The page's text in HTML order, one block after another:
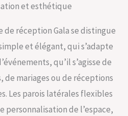
et esthétique
de réception Gala se distingue
et élégant, qui s’adapte
qu’il s’agisse de
de mariages ou de réceptions
Les parois latérales flexibles
de l’espace,